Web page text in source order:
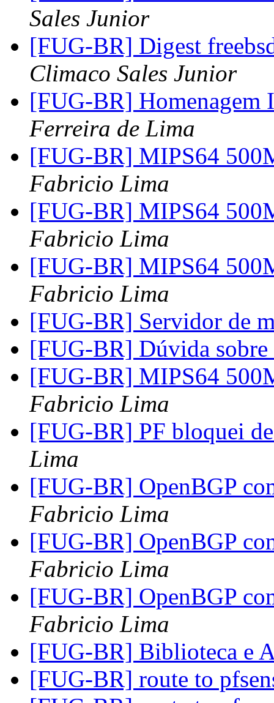
Sales Junior
[FUG-BR] Digest
Climaco Sales Junior
[FUG-BR]
Ferreira de Lima
[FUG-BR] MIPS64
Fabricio Lima
[FUG-BR] MIPS64
Fabricio Lima
[FUG-BR] MIPS64
Fabricio Lima
[FUG-BR] Servidor de
[FUG-BR] Dúvida
[FUG-BR] MIPS64
Fabricio Lima
[FUG-BR] PF bloquei
Lima
[FUG-BR] OpenBGP
Fabricio Lima
[FUG-BR] OpenBGP
Fabricio Lima
[FUG-BR] OpenBGP
Fabricio Lima
[FUG-BR] Biblioteca e
[FUG-BR] route to